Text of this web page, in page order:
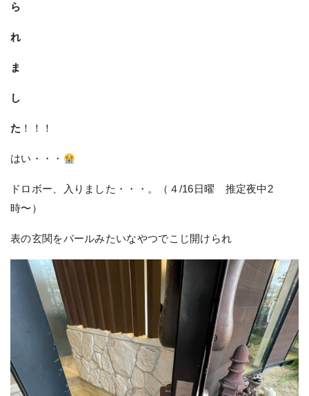
ら
れ
ま
し
た ！！！
はい・・・
ドロボー、入りました・・・。（４/16日曜 推定夜中2
時〜）
表の玄関をバールみたいなやつでこじ開けられ